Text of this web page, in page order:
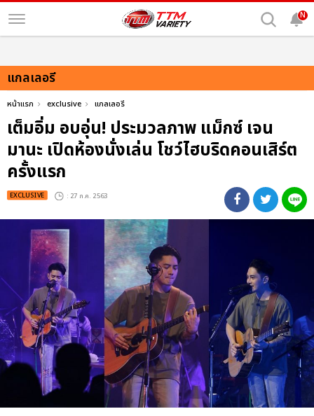
N
แกลเลอรี
หน้าแรก exclusive แกลเลอรี
เต็มอิ่ม อบอุ่น! ประมวลภาพ แม็กซ์ เจน
มานะ เปิดห้องนั่งเล่น โชว์ไฮบริดคอนเสิร์ต
ครั้งแรก
EXCLUSIVE : 27 ก.ค. 2563